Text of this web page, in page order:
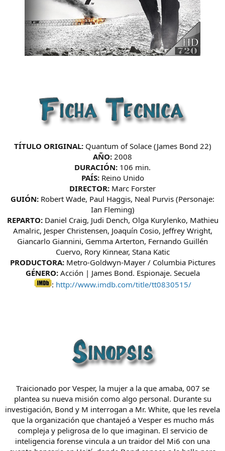
TÍTULO ORIGINAL:Quantum of Solace (James Bond 22)
AÑO: 2008
DURACIÓN: 106 min.
PAÍS:Reino Unido
DIRECTOR: Marc Forster
GUIÓN: Robert Wade, Paul Haggis, Neal Purvis (Personaje:
Ian Fleming)
REPARTO:Daniel Craig, Judi Dench, Olga Kurylenko, Mathieu
Amalric, Jesper Christensen, Joaquín Cosio, Jeffrey Wright,
Giancarlo Giannini, Gemma Arterton, Fernando Guillén
Cuervo, Rory Kinnear, Stana Katic
PRODUCTORA:Metro-Goldwyn-Mayer / Columbia Pictures
GÉNERO:Acción | James Bond. Espionaje. Secuela
: http://www.imdb.com/title/tt0830515/
Traicionado por Vesper, la mujer a la que amaba, 007 se
plantea su nueva misión como algo personal. Durante su
investigación, Bond y M interrogan a Mr. White, que les revela
que la organización que chantajeó a Vesper es mucho más
compleja y peligrosa de lo que imaginan. El servicio de
inteligencia forense vincula a un traidor del Mi6 con una